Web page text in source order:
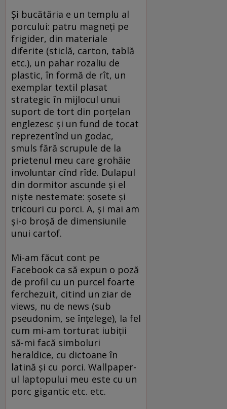
Şi bucătăria e un templu al
porcului: patru magneţi pe
frigider, din materiale
diferite (sticlă, carton, tablă
etc.), un pahar rozaliu de
plastic, în formă de rît, un
exemplar textil plasat
strategic în mijlocul unui
suport de tort din porţelan
englezesc şi un fund de tocat
reprezentînd un godac,
smuls fără scrupule de la
prietenul meu care grohăie
involuntar cînd rîde. Dulapul
din dormitor ascunde şi el
nişte nestemate: şosete şi
tricouri cu porci. A, şi mai am
şi-o broşă de dimensiunile
unui cartof.
Mi-am făcut cont pe
Facebook ca să expun o poză
de profil cu un purcel foarte
ferchezuit, citind un ziar de
views, nu de news (sub
pseudonim, se înţelege), la fel
cum mi-am torturat iubiţii
să-mi facă simboluri
heraldice, cu dictoane în
latină şi cu porci. Wallpaper-
ul laptopului meu este cu un
porc gigantic etc. etc.